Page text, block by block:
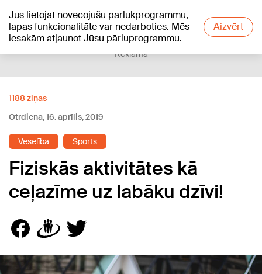
Jūs lietojat novecojušu pārlūkprogrammu,
lapas funkcionalitāte var nedarboties. Mēs
iesakām atjaunot Jūsu pārluprogrammu.
Aizvērt
+24°C
Reklāma
1188 ziņas
Otrdiena, 16. aprīlis, 2019
Veselība Sports
Fiziskās aktivitātes kā
ceļazīme uz labāku dzīvi!